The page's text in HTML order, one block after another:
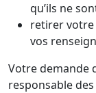
qu’ils ne
retirer votre
vos
Votre demande
responsable